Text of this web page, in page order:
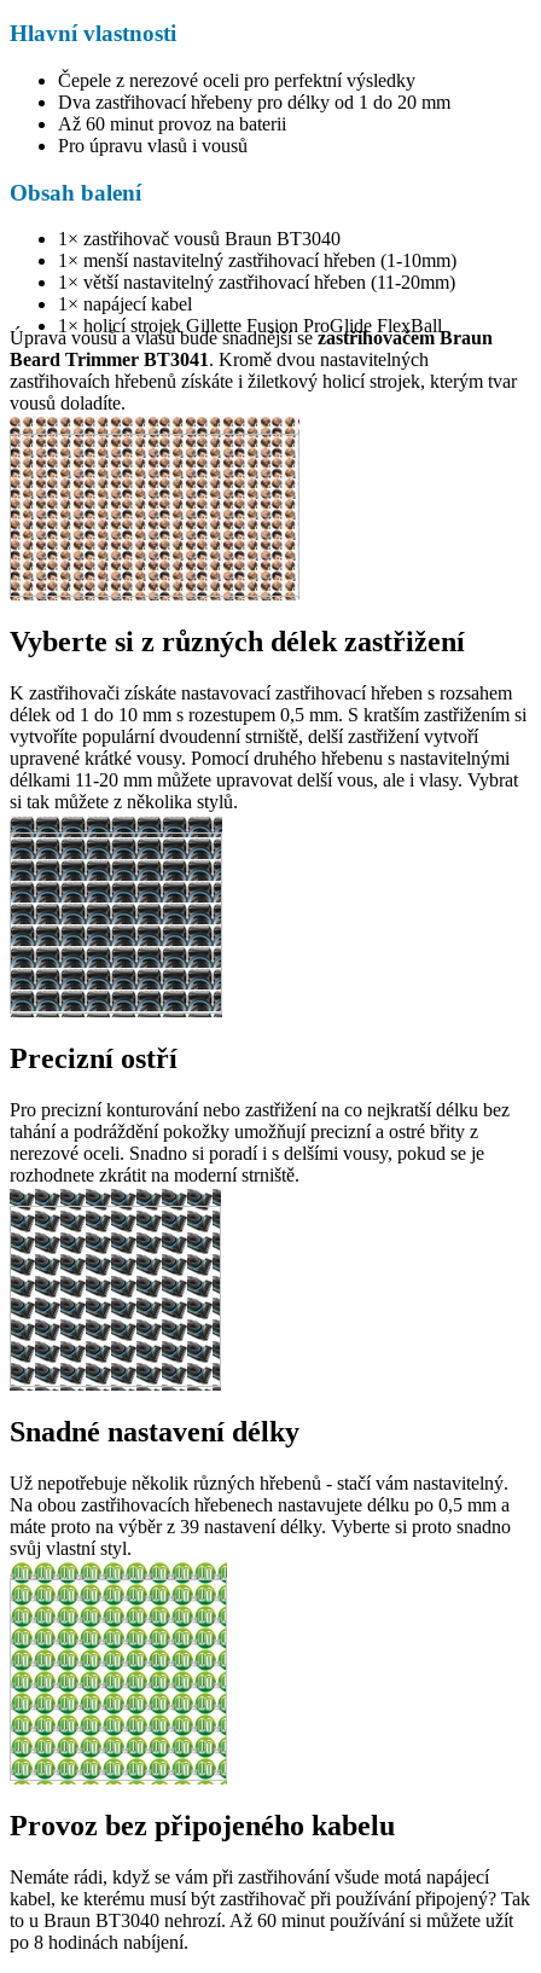
Hlavní vlastnosti
Čepele z nerezové oceli pro perfektní výsledky
Dva zastřihovací hřebeny pro délky od 1 do 20 mm
Až 60 minut provoz na baterii
Pro úpravu vlasů i vousů
Obsah balení
1× zastřihovač vousů Braun BT3040
1× menší nastavitelný zastřihovací hřeben (1-10mm)
1× větší nastavitelný zastřihovací hřeben (11-20mm)
1× napájecí kabel
1× holicí strojek Gillette Fusion ProGlide FlexBall
Úprava vousů a vlasů bude snadnější sezastřihovačem Braun
Beard Trimmer BT3041. Kromě dvou nastavitelných
zastřihovaích hřebenů získáte i žiletkový holicí strojek, kterým tvar
vousů doladíte.
Vyberte si z různých délek zastřižení
K zastřihovači získáte nastavovací zastřihovací hřeben s rozsahem
délek od 1 do 10 mm s rozestupem 0,5 mm. S kratším zastřižením si
vytvoříte populární dvoudenní strniště, delší zastřižení vytvoří
upravené krátké vousy. Pomocí druhého hřebenu s nastavitelnými
délkami 11-20 mm můžete upravovat delší vous, ale i vlasy. Vybrat
si tak můžete z několika stylů.
Precizní ostří
Pro precizní konturování nebo zastřižení na co nejkratší délku bez
tahání a podráždění pokožky umožňují precizní a ostré břity z
nerezové oceli. Snadno si poradí i s delšími vousy, pokud se je
rozhodnete zkrátit na moderní strniště.
Snadné nastavení délky
Už nepotřebuje několik různých hřebenů - stačí vám nastavitelný.
Na obou zastřihovacích hřebenech nastavujete délku po 0,5 mm a
máte proto na výběr z 39 nastavení délky. Vyberte si proto snadno
svůj vlastní styl.
Provoz bez připojeného kabelu
Nemáte rádi, když se vám při zastřihování všude motá napájecí
kabel, ke kterému musí být zastřihovač při používání připojený? Tak
to u Braun BT3040 nehrozí. Až 60 minut používání si můžete užít
po 8 hodinách nabíjení.